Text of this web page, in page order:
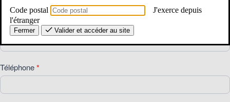
sécurité
travail"
du
20
janvier
2026
Prénom
E-mail*
Téléphone*
Code postal
J'exerce depuis
l'étranger
Fermer Valider et accéder au site